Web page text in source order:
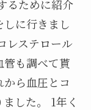
るために紹介
に行きまし
レステロール
も調べて貰
ら血圧とコ
した。 1年く